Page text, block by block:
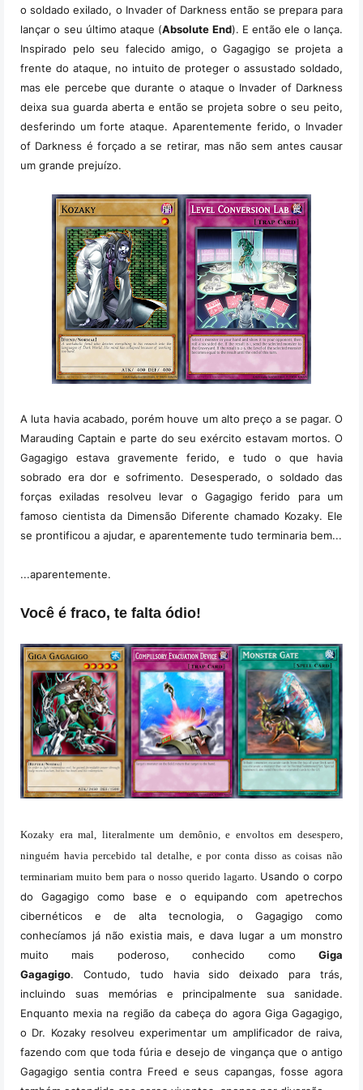
o soldado exilado, o Invader of Darkness então se prepara para
lançar o seu último ataque (Absolute End). E então ele o lança.
Inspirado pelo seu falecido amigo, o Gagagigo se projeta a
frente do ataque, no intuito de proteger o assustado soldado,
mas ele percebe que durante o ataque o Invader of Darkness
deixa sua guarda aberta e então se projeta sobre o seu peito,
desferindo um forte ataque. Aparentemente ferido, o Invader
of Darkness é forçado a se retirar, mas não sem antes causar
um grande prejuízo.
A luta havia acabado, porém houve um alto preço a se pagar. O
Marauding Captain e parte do seu exército estavam mortos. O
Gagagigo estava gravemente ferido, e tudo o que havia
sobrado era dor e sofrimento. Desesperado, o soldado das
forças exiladas resolveu levar o Gagagigo ferido para um
famoso cientista da Dimensão Diferente chamado Kozaky. Ele
se prontificou a ajudar, e aparentemente tudo terminaria bem...
...aparentemente.
Você é fraco, te falta ódio!
Kozaky era mal, literalmente um demônio, e envoltos em desespero,
ninguém havia percebido tal detalhe, e por conta disso as coisas não
terminariam muito bem para o nosso querido lagarto. Usando o corpo
do Gagagigo como base e o equipando com apetrechos
cibernéticos e de alta tecnologia, o Gagagigo como
conhecíamos já não existia mais, e dava lugar a um monstro
muito mais poderoso, conhecido como Giga
Gagagigo. Contudo, tudo havia sido deixado para trás,
incluindo suas memórias e principalmente sua sanidade.
Enquanto mexia na região da cabeça do agora Giga Gagagigo,
o Dr. Kozaky resolveu experimentar um amplificador de raiva,
fazendo com que toda fúria e desejo de vingança que o antigo
Gagagigo sentia contra Freed e seus capangas, fosse agora